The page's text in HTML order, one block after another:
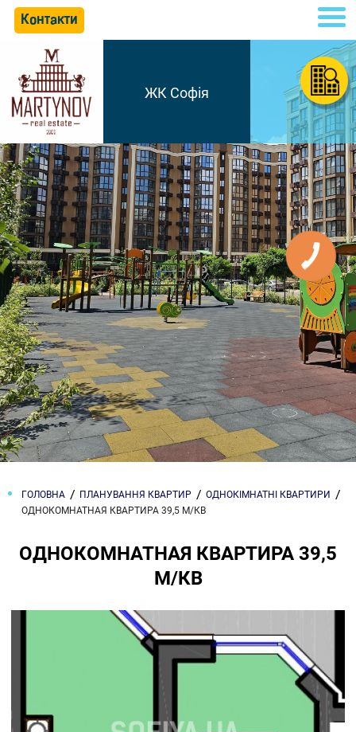
Контакти
ЖК Софія
ГОЛОВНА ПЛАНУВАННЯ КВАРТИР
ОДНОКІМНАТНІ КВАРТИРИ
ОДНОКОМНАТНАЯ КВАРТИРА 39,5 М/КВ
ОДНОКОМНАТНАЯ КВАРТИРА 39,5
М/КВ